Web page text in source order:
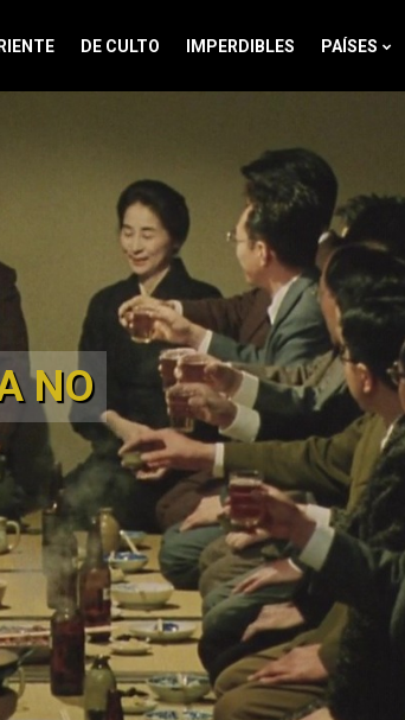
DE CULTO IMPERDIBLES PAÍSES
NO